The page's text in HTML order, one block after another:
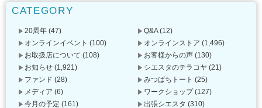
CATEGORY
20周年 (47) Q&A(12)
オンラインイベント (100) オンラインストア (1,496)
お取扱店について (108) お客様からの声 (130)
お知らせ (1,921) シエスタのテラコヤ (21)
ファンド (28) みつばちトート (25)
メディア (6) ワークショップ(127)
今月の予定 (161) 出張シエスタ (310)